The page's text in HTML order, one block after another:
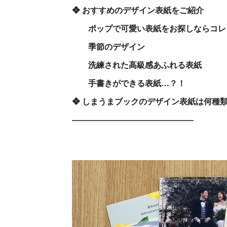
❖ おすすめのデザイン表紙をご紹介
ポップで可愛い表紙をお探しならコレ
季節のデザイン
洗練された高級感あふれる表紙
手書きができる表紙…？！
❖ しまうまブックのデザイン表紙は何種
―――――――――――――――